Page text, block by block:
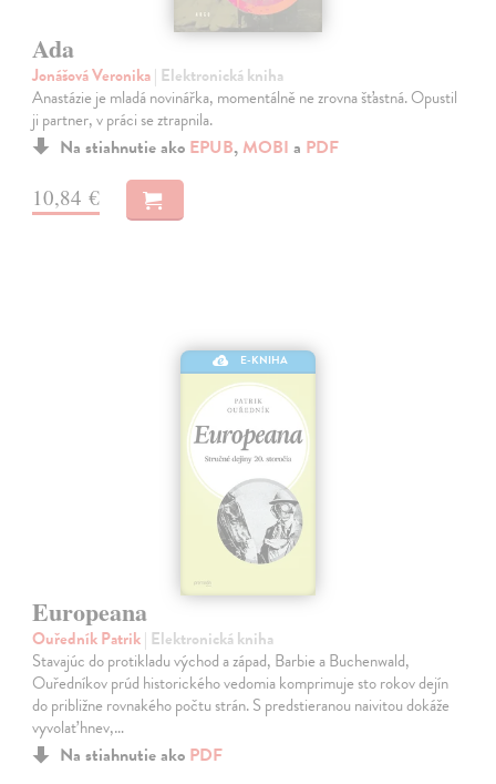
Ada
Jonášová Veronika| Elektronická kniha
Anastázie je mladá novinářka, momentálně ne zrovna šťastná. Opustil
ji partner, v práci se ztrapnila.
Na stiahnutie ako EPUB, MOBI a PDF
10,84 €
E-KNIHA
Europeana
Ouředník Patrik| Elektronická kniha
Stavajúc do protikladu východ a západ, Barbie a Buchenwald,
Ouředníkov prúd historického vedomia komprimuje sto rokov dejín
do približne rovnakého počtu strán. S predstieranou naivitou dokáže
vyvolať hnev,…
Na stiahnutie ako PDF